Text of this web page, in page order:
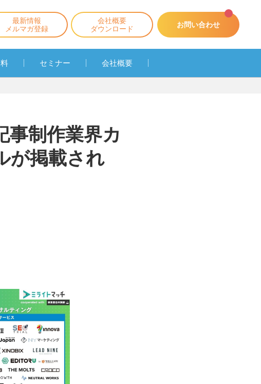
最新情報
メルマガ登録
会社概要
ダウンロード
お問い合わせ
セミナー 会社概要
事制作業界カ
が掲載され